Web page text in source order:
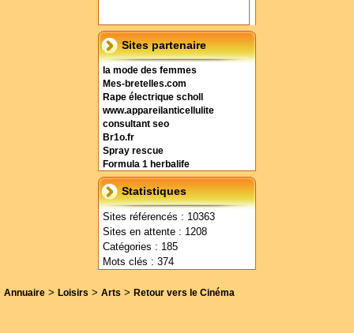
Sites partenaire
la mode des femmes
Mes-bretelles.com
Rape électrique scholl
www.appareilanticellulite
consultant seo
Br1o.fr
Spray rescue
Formula 1 herbalife
Statistiques
Sites référencés : 10363
Sites en attente : 1208
Catégories : 185
Mots clés : 374
Annuaire > Loisirs > Arts > Retour vers le Cinéma